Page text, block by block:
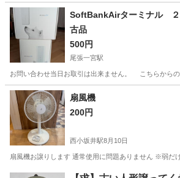
岐阜 各務原市 SoftBankAirターミナ
古品
500円
尾張一宮駅
お問い合わせ当日お取引は出来ません。 こちらから
愛知 一宮市 尾張一宮駅
扇風機
200円
西小坂井駅8月10日
扇風機お譲りします 通常使用に問題ありません ※弱だ
豊川市 西小坂井駅 季節、空調家電